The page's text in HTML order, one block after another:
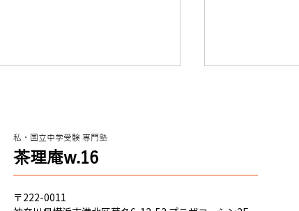
これからのみんな へ ハマのニキ
から、 経験 に基づく アドバイス
を送るぜ！ 自分が経験して思っ
要！ ってこと。 ・算数、理科、
ぼくは、宿題
の 暗記が壊滅
だったかの季
と普段の宿題
私・国立中学受験 専門塾
​茶理庵w.16
〒222-0011